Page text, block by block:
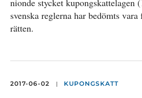
nionde stycket kupongskattelagen
svenska reglerna har bedömts
rätten.
2017-06-02 | KUPONGSKATT